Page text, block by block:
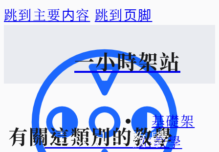
跳到主要内容 跳到页脚
一小時架站
基礎架
站教學
有關這類別的教學
Linode 教學